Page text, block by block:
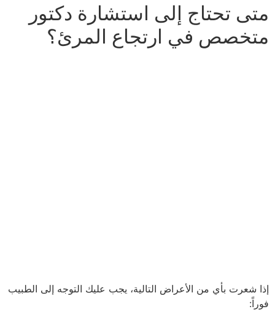
متى تحتاج إلى استشارة دكتور
متخصص في ارتجاع المرئ؟
إذا شعرت بأي من الأعراض التالية، يجب عليك التوجه إلى الطبيب
فوراً: